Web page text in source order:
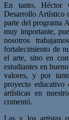
En tanto, Héctor
Desarrollo Artístico
parte del programa
muy importante,
nosotros
fortalecimiento de
el arte, sino en
estudiantes en
valores, y por
proyecto educativo
artísticas en
comentó.
Las y los artistas